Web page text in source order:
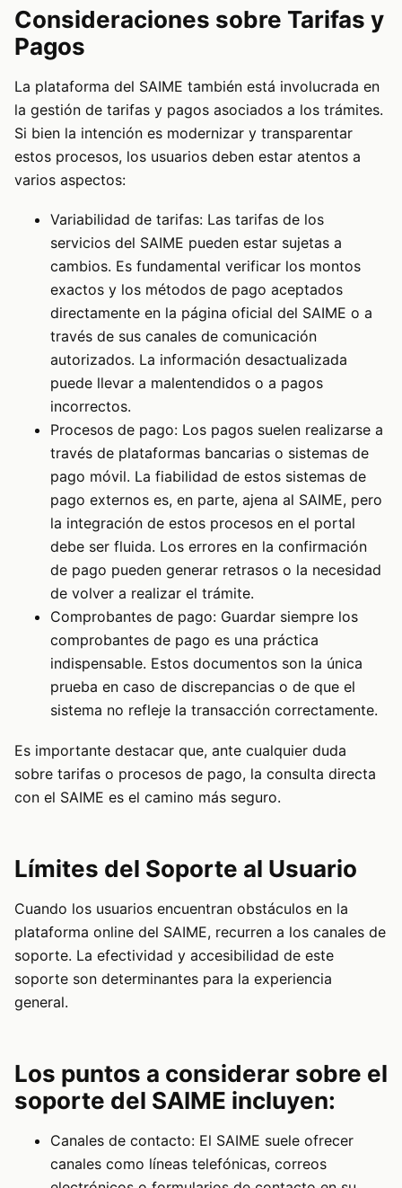
Consideraciones sobre Tarifas y
Pagos
La plataforma del SAIME también está involucrada en
la gestión de tarifas y pagos asociados a los trámites.
Si bien la intención es modernizar y transparentar
estos procesos, los usuarios deben estar atentos a
varios aspectos:
Variabilidad de tarifas: Las tarifas de los
servicios del SAIME pueden estar sujetas a
cambios. Es fundamental verificar los montos
exactos y los métodos de pago aceptados
directamente en la página oficial del SAIME o a
través de sus canales de comunicación
autorizados. La información desactualizada
puede llevar a malentendidos o a pagos
incorrectos.
Procesos de pago: Los pagos suelen realizarse a
través de plataformas bancarias o sistemas de
pago móvil. La fiabilidad de estos sistemas de
pago externos es, en parte, ajena al SAIME, pero
la integración de estos procesos en el portal
debe ser fluida. Los errores en la confirmación
de pago pueden generar retrasos o la necesidad
de volver a realizar el trámite.
Comprobantes de pago: Guardar siempre los
comprobantes de pago es una práctica
indispensable. Estos documentos son la única
prueba en caso de discrepancias o de que el
sistema no refleje la transacción correctamente.
Es importante destacar que, ante cualquier duda
sobre tarifas o procesos de pago, la consulta directa
con el SAIME es el camino más seguro.
Límites del Soporte al Usuario
Cuando los usuarios encuentran obstáculos en la
plataforma online del SAIME, recurren a los canales de
soporte. La efectividad y accesibilidad de este
soporte son determinantes para la experiencia
general.
Los puntos a considerar sobre el
soporte del SAIME incluyen:
Canales de contacto: El SAIME suele ofrecer
canales como líneas telefónicas, correos